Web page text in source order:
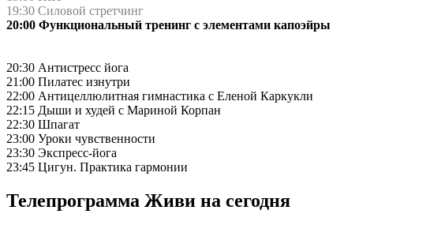
19:30 Силовой стретчинг
20:00 Функциональный тренинг с элементами капоэйры
20:30 Антистресс йога
21:00 Пилатес изнутри
22:00 Антицеллюлитная гимнастика с Еленой Каркукли
22:15 Дыши и худей с Мариной Корпан
22:30 Шпагат
23:00 Уроки чувственности
23:30 Экспресс-йога
23:45 Цигун. Практика гармонии
Телепрограмма Живи на сегодня